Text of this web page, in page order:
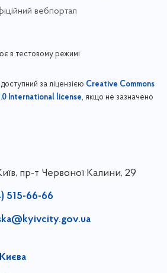
вебпортал
в тестовому режимі
за ліцензією Creative Commons
International license, якщо не зазначено
пр-т Червоної Калини, 29
515-66-66